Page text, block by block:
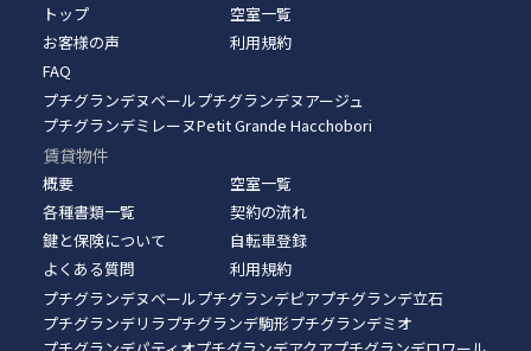
トップ
空室一覧
お客様の声
利用規約
FAQ
プチグランデヌベールプチグランデヌアージュ
プチグランデミレーヌPetit Grande Hacchobori
賃貸物件
概要
空室一覧
各種書類一覧
契約の流れ
鍵と保険について
自転車登録
よくある質問
利用規約
プチグランデヌベールプチグランデピアプチグランデ立石
プチグランデリラプチグランデ駒形プチグランデミオ